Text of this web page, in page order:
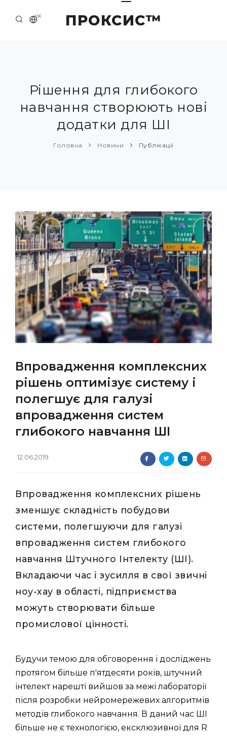
ПРОКСИС™
UK
ПРО НАС
ПРИКЛАДИ ТА РІШЕННЯ
КАТАЛОГ ПРОДУКЦІЇ
Рішення для глибокого
навчання створюють нові
додатки для ШІ
Головна Новини Публікації
Впровадження комплексних
рішень оптимізує систему і
полегшує для галузі
впровадження систем
глибокого навчання ШІ
12.06.2019
Впровадження комплексних рішень
зменшує складність побудови
системи, полегшуючи для галузі
впровадження систем глибокого
навчання Штучного Інтелекту (ШІ).
Вкладаючи час і зусилля в свої звичні
ноу-хау в області, підприємства
можуть створювати більше
промислової цінності.
Будучи темою для обговорення і досліджень
протягом більше п'ятдесяти років, штучний
інтелект нарешті вийшов за межі лабораторії
після розробки нейромережевих алгоритмів
методів глибокого навчання. В даний час ШІ
більше не є технологією, ексклюзивної для R